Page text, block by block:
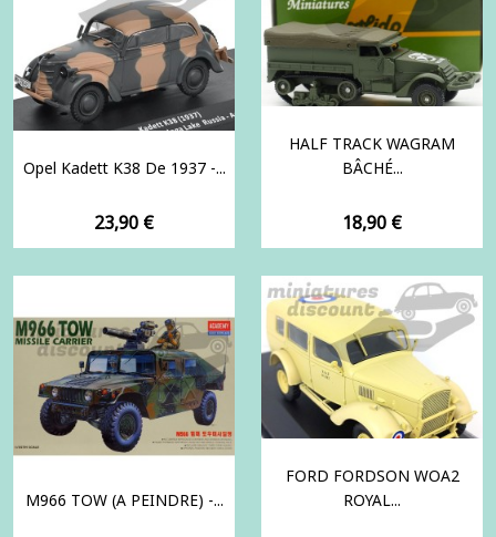
Opel Kadett K38 De 1937 -...
Prix
23,90 €
HALF TRACK WAGRAM
BÂCHÉ...
Prix
18,90 €
M966 TOW (A PEINDRE) -...
FORD FORDSON WOA2
ROYAL...